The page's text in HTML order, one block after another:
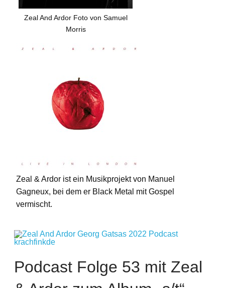
Zeal And Ardor Foto von Samuel
Morris
Zeal & Ardor ist ein Musikprojekt von Manuel
Gagneux, bei dem er Black Metal mit Gospel
vermischt.
Podcast Folge 53 mit Zeal